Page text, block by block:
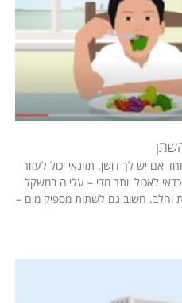
אם יש לך דושן. תזונאי יכול לעזור
לאכול יותר מדי – עלייה במשקל
והלב. חשוב גם לשתות מספיק מים –